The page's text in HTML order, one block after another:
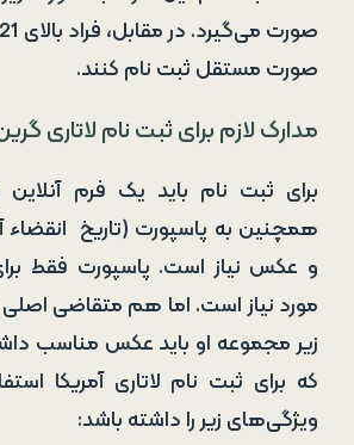
صورت مستقل ثبت نام کنند.
مدارک لازم برای ثبت نام لاتاری
برای ثبت نام باید یک فرم آنلاین
همچنین به پاسپورت (تاریخ
و عکس نیاز است. پاسپورت فقط
مورد نیاز است. اما هم متقاضی
زیر مجموعه او باید عکس مناسب
که برای ثبت نام لاتاری آمریکا
ویژگی‌های زیر را داشته باشد: